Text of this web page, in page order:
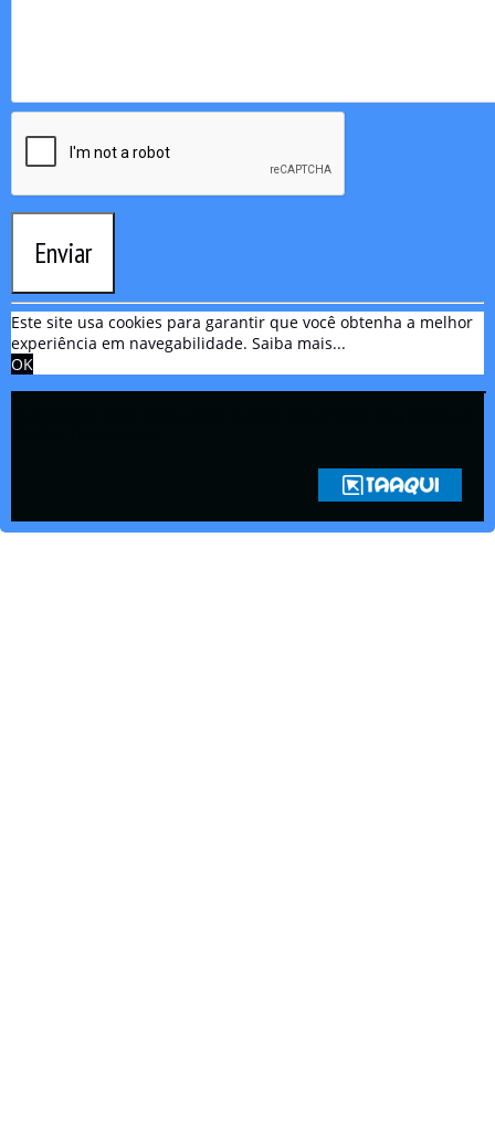
Enviar
Este site usa cookies para garantir que você obtenha a melhor
experiência em navegabilidade. Saiba mais...
OK